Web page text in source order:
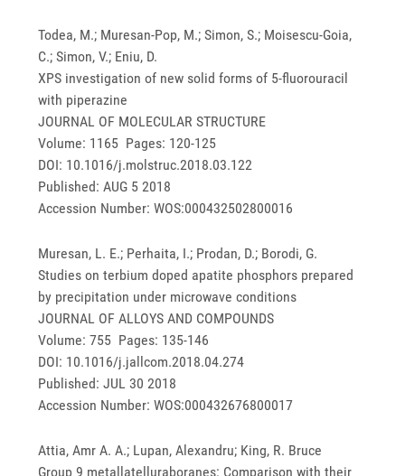
Todea, M.; Muresan-Pop, M.; Simon, S.; Moisescu-Goia,
C.; Simon, V.; Eniu, D.
XPS investigation of new solid forms of 5-fluorouracil
with piperazine
JOURNAL OF MOLECULAR STRUCTURE
Volume: 1165 Pages: 120-125
DOI: 10.1016/j.molstruc.2018.03.122
Published: AUG 5 2018
Accession Number: WOS:000432502800016
Muresan, L. E.; Perhaita, I.; Prodan, D.; Borodi, G.
Studies on terbium doped apatite phosphors prepared
by precipitation under microwave conditions
JOURNAL OF ALLOYS AND COMPOUNDS
Volume: 755 Pages: 135-146
DOI: 10.1016/j.jallcom.2018.04.274
Published: JUL 30 2018
Accession Number: WOS:000432676800017
Attia, Amr A. A.; Lupan, Alexandru; King, R. Bruce
Group 9 metallatelluraboranes: Comparison with their